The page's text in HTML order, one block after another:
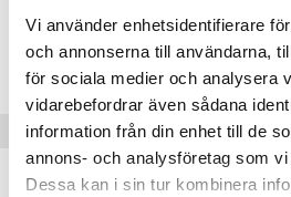
Vi använder enhetsidentifierare
och annonserna till användarna,
för sociala medier och analysera
vidarebefordrar även sådana
information från din enhet till de
annons- och analysföretag som vi
Dessa kan i sin tur kombinera
Tuotenumero
HPEKK-QH-200
Suositut
-25%